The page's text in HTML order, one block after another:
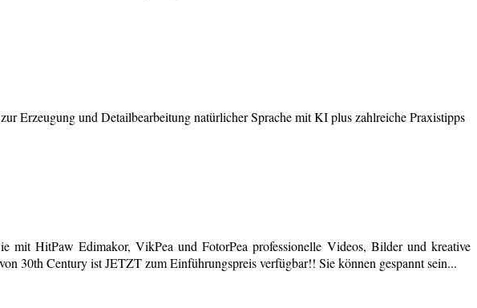
Erzeugung und Detailbearbeitung natürlicher Sprache mit KI plus zahlreiche Praxistipps
mit HitPaw Edimakor, VikPea und FotorPea professionelle Videos, Bilder und kreative
30th Century ist JETZT zum Einführungspreis verfügbar!! Sie können gespannt sein...